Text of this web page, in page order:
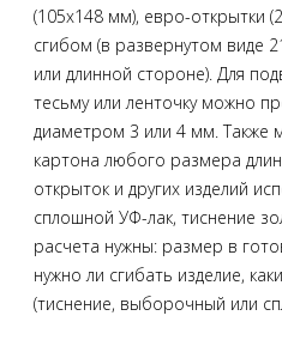
(105х148 мм), евро-открытки
сгибом (в развернутом виде
или длинной стороне). Для
тесьму или ленточку можно
диаметром 3 или 4 мм. Также
картона любого размера
открыток и других изделий
сплошной УФ-лак, тиснение
расчета нужны: размер в
нужно ли сгибать изделие,
(тиснение, выборочный или